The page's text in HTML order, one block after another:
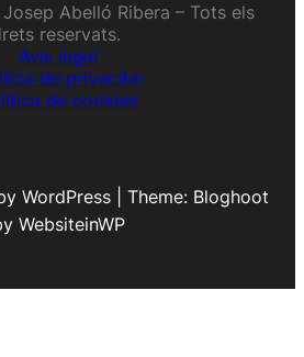
Abelló Ribera – Tots els
reservats.
Avís legal
de privacitat
de cookies
WordPress | Theme: Bloghoot
WebsiteinWP